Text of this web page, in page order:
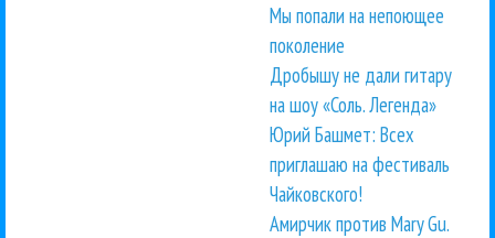
Мы попали на непоющее
поколение
Дробышу не дали гитару
на шоу «Соль. Легенда»
Юрий Башмет: Всех
приглашаю на фестиваль
Чайковского!
Амирчик против Mary Gu.